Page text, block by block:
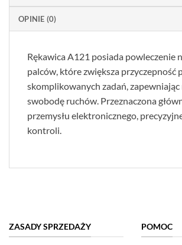
OPINIE (0)
Rękawica A121 posiada powleczenie
palców, które zwiększa przyczepność
skomplikowanych zadań,
swobodę ruchów. Przeznaczona
przemysłu elektronicznego,
kontroli.
ZASADY SPRZEDAŻY POMOC